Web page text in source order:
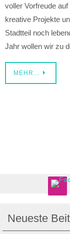
voller Vorfreude
kreative Projekte
Stadtteil noch
Jahr wollen wir zu
MEHR…
Neueste